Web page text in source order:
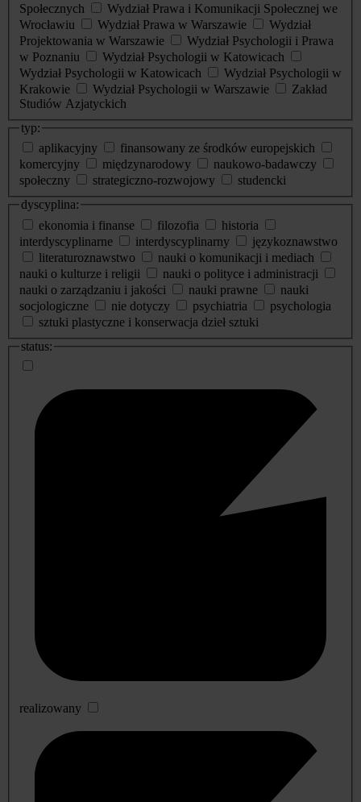
Społecznych
Wydział Prawa i Komunikacji Społecznej we
Wrocławiu
Wydział Prawa w Warszawie
Wydział
Projektowania w Warszawie
Wydział Psychologii i Prawa
w Poznaniu
Wydział Psychologii w Katowicach
Wydział Psychologii w Katowicach
Wydział Psychologii w
Krakowie
Wydział Psychologii w Warszawie
Zakład
Studiów Azjatyckich
typ:
aplikacyjny
finansowany ze środków europejskich
komercyjny
międzynarodowy
naukowo-badawczy
społeczny
strategiczno-rozwojowy
studencki
dyscyplina:
ekonomia i finanse
filozofia
historia
interdyscyplinarne
interdyscyplinarny
językoznawstwo
literaturoznawstwo
nauki o komunikacji i mediach
nauki o kulturze i religii
nauki o polityce i administracji
nauki o zarządzaniu i jakości
nauki prawne
nauki
socjologiczne
nie dotyczy psychiatria
psychologia
sztuki plastyczne i konserwacja dzieł sztuki
status:
realizowany